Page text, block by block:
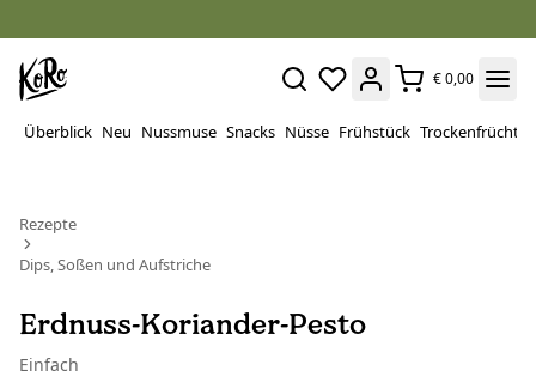
€ 0,00
Überblick Neu Nussmuse Snacks Nüsse Frühstück Trockenfrüchte
Rezepte
Dips, Soßen und Aufstriche
Erdnuss-Koriander-Pesto
Einfach